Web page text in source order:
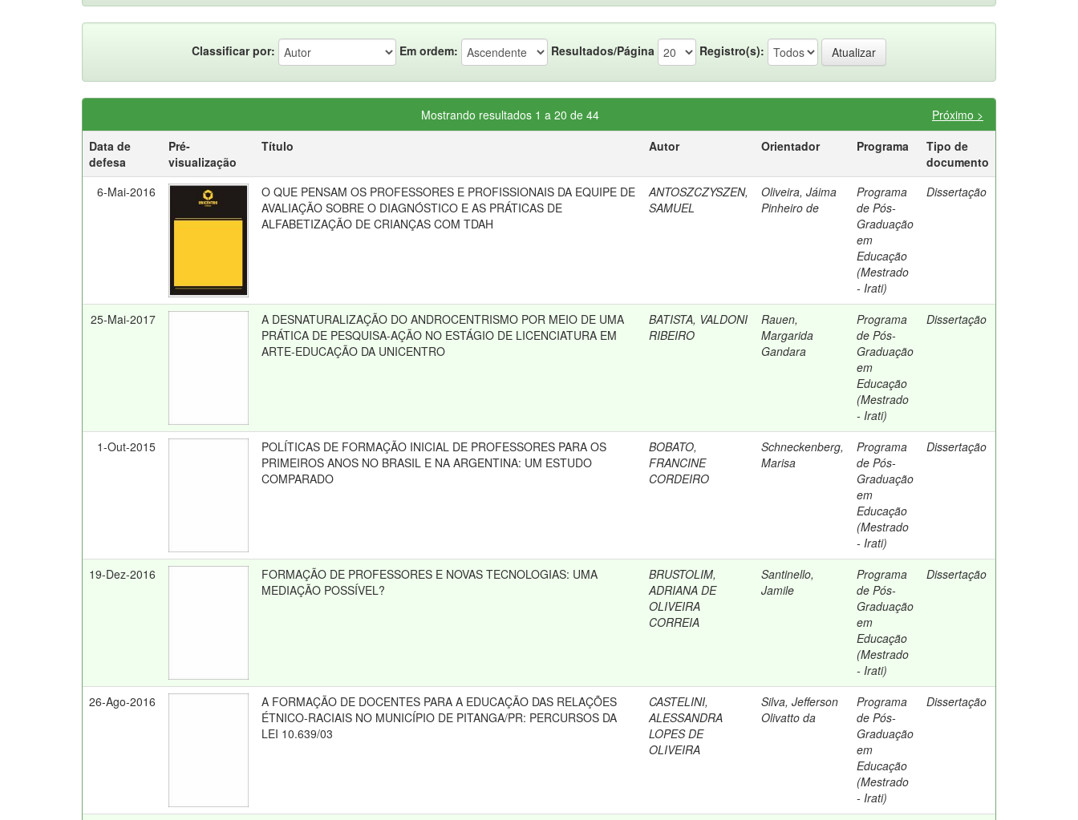
Classificar por: Em ordem: Resultados/Página Registro(s):
Mostrando resultados 1 a 20 de 44
Próximo >
Data de
defesa
Pré-
visualização
Título Autor Orientador Programa
Tipo de
documento
6-Mai-2016
O QUE PENSAM OS PROFESSORES E PROFISSIONAIS DA EQUIPE DE
AVALIAÇÃO SOBRE O DIAGNÓSTICO E AS PRÁTICAS DE
ALFABETIZAÇÃO DE CRIANÇAS COM TDAH
ANTOSZCZYSZEN,
SAMUEL
Oliveira, Jáima
Pinheiro de
Programa
de Pós-
Graduação
em
Educação
(Mestrado
- Irati)
Dissertação
25-Mai-2017
A DESNATURALIZAÇÃO DO ANDROCENTRISMO POR MEIO DE UMA
PRÁTICA DE PESQUISA-AÇÃO NO ESTÁGIO DE LICENCIATURA EM
ARTE-EDUCAÇÃO DA UNICENTRO
BATISTA, VALDONI
RIBEIRO
Rauen,
Margarida
Gandara
Programa
de Pós-
Graduação
em
Educação
(Mestrado
- Irati)
Dissertação
1-Out-2015
POLÍTICAS DE FORMAÇÃO INICIAL DE PROFESSORES PARA OS
PRIMEIROS ANOS NO BRASIL E NA ARGENTINA: UM ESTUDO
COMPARADO
BOBATO,
FRANCINE
CORDEIRO
Schneckenberg,
Marisa
Programa
de Pós-
Graduação
em
Educação
(Mestrado
- Irati)
Dissertação
19-Dez-2016
FORMAÇÃO DE PROFESSORES E NOVAS TECNOLOGIAS: UMA
MEDIAÇÃO POSSÍVEL?
BRUSTOLIM,
ADRIANA DE
OLIVEIRA
CORREIA
Santinello,
Jamile
Programa
de Pós-
Graduação
em
Educação
(Mestrado
- Irati)
Dissertação
26-Ago-2016
A FORMAÇÃO DE DOCENTES PARA A EDUCAÇÃO DAS RELAÇÕES
ÉTNICO-RACIAIS NO MUNICÍPIO DE PITANGA/PR: PERCURSOS DA
LEI 10.639/03
CASTELINI,
ALESSANDRA
LOPES DE
OLIVEIRA
Silva, Jefferson
Olivatto da
Programa
de Pós-
Graduação
em
Educação
(Mestrado
- Irati)
Dissertação